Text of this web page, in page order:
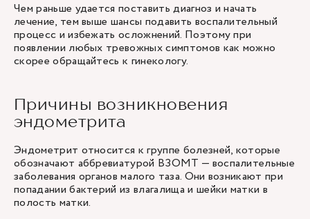
Чем раньше удается поставить диагноз и начать
лечение, тем выше шансы подавить воспалительный
процесс и избежать осложнений. Поэтому при
появлении любых тревожных симптомов как можно
скорее обращайтесь к гинекологу.
Причины возникновения
эндометрита
Эндометрит относится к группе болезней, которые
обозначают аббревиатурой ВЗОМТ — воспалительные
заболевания органов малого таза. Они возникают при
попадании бактерий из влагалища и шейки матки в
полость матки.